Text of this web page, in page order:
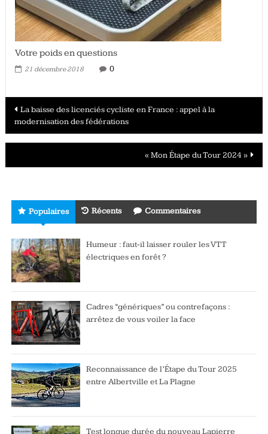
Votre poids en questions
21 décembre 2018 0
Navigation
des
La baisse des licenciés cycliste en France : appel à la
modernisation des fédérations
« Mon Étape du Tour 2024 »
Populaires Récents Commentaires
Humeur : faut-il laisser rouler les VTT
électriques en forêt ?
Cadres “génériques” ou contrefaçons :
arrêtez de vous voiler la face
Reconnaissance de l’Étape du Tour 2025
entre Albertville et La Plagne
Test longue durée du nouveau Lapierre